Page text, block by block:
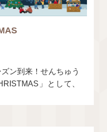
ン到来！せんちゅう
」として、